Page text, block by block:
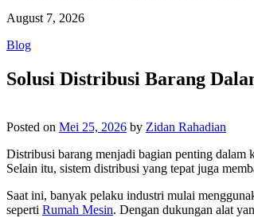
August 7, 2026
Blog
Solusi Distribusi Barang
Posted on Mei 25, 2026 by Zidan Rahadian
Distribusi barang menjadi bagian penting dalam
Selain itu, sistem distribusi yang tepat juga
Saat ini, banyak pelaku industri mulai
seperti Rumah Mesin. Dengan dukungan alat